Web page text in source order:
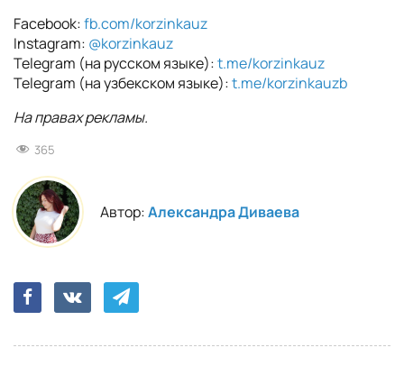
Facebook:fb.com/korzinkauz
Instagram: @korzinkauz
Telegram (на русском языке):t.me/korzinkauz
Telegram (на узбекском языке):t.me/korzinkauzb
На правах рекламы.
365
Автор:Александра Диваева